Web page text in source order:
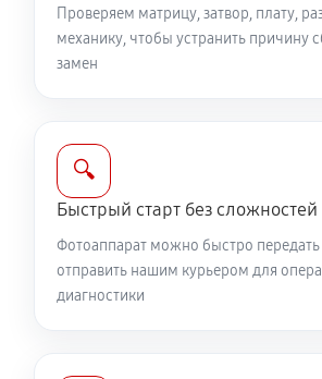
Комплексная чистка фотоаппарата
Программный ремонт фотоаппарата
450D
2610 руб 60 минут
Проверяем матрицу, затвор, плату,
механику, чтобы устранить причину
замен
🔍
Быстрый старт без сложностей
Фотоаппарат можно быстро передать
отправить нашим курьером для
диагностики